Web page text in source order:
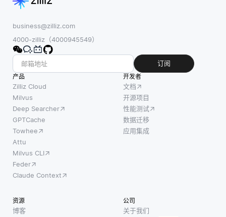
business@zilliz.com
4000-zilliz（4000945549）
订阅
产品
Zilliz Cloud
Milvus
Deep Searcher
GPTCache
Towhee
Attu
Milvus CLI
Feder
Claude Context
开发者
文档
开源项目
性能测试
数据迁移
应用集成
资源
博客
公司
关于我们